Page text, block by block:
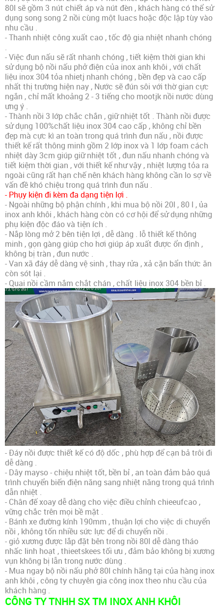
80l sẽ gồm 3 nút chiết áp và nút đèn , khách hàng có thể sử
dụng song song 2 nồi cùng một luacs hoặc độc lập tùy vào
nhu cầu .
- Thanh nhiệt công xuất cao , tốc độ gia nhiệt nhanh chóng
.
- Việc đun nấu sẽ rất nhanh chóng , tiết kiệm thời gian khi
sử dụng bộ nồi nấu phở điện của inox anh khôi , với chất
liệu inox 304 tỏa nhietj nhanh chóng , bền đẹp và cao cấp
nhất thị trường hiện nay , Nước sẽ đún sôi với thờ gian cực
ngắn , chỉ mất khoảng 2 - 3 tiếng cho mootjk nồi nước dùng
ưng ý .
- Thành nồi 3 lớp chắc chắn , giữ nhiệt tốt . Thành nồi được
sử dụng 100%chất liệu inox 304 cao cấp , không chỉ bền
đẹp mà cực kì an toàn trong quá trình đun nấu , nồi được
thiết kế rất thông minh gồm 2 lớp inox và 1 lớp foam cách
nhiệt dày 3cm giúp giữ nhiệt tốt , đun nấu nhanh chóng và
tiết kiệm thời gian , với thiết kế như vậy , nhiệt lượng tỏa ra
ngoài cũng rất hạn chế nên khách hàng không cần lo sợ về
vấn đề khó chiệu trong quá trình đun nấu .
- Phụy kiện đi kèm đa dạng tiện lợi .
- Ngoài những bộ phận chính , khi mua bộ nồi 20l , 80 l , ủa
inox anh khôi , khách hàng còn có cơ hội để sử dụng những
phụ kiện độc đáo và tiện ích .
- Nắp lòng mở 2 bên tiện lợi , dễ dàng . lỗ thiết kế thông
minh , gọn gàng giúp cho hơi giúp áp xuất được ổn định ,
không bị tràn , đun nước .
- Van xã đáy dễ dàng vệ sinh , thay rửa , xả cặn bẩn thức ăn
còn sót lại .
- Quai nồi cầm nắm chắt chán , chất liệu inox 304 bền bỉ .
- Đáy nồi được thiết kế có độ dốc , phù hợp để cạn bả trôi đi
dễ dàng .
- Dây mayso - chiệu nhiệt tốt, bền bỉ , an toàn đảm bảo quá
trình chuyển biến điện năng sang nhiệt năng trong quá trình
dẫn nhiệt .
- Chân đế xoay dễ dàng cho việc điều chỉnh chieeufcao ,
vững chắc trên mọi bề mặt .
- Bánh xe đường kính 190mm , thuận lợi cho việc di chuyển
nồi , không tốn nhiều sức lực để di chuyển nồi .
- giỏ xương được lắp đặt bên trong nồi 80l dễ dàng tháo
nhấc linh hoạt , thieetskees tối ưu , đảm bảo không bị xương
vụn không bị lẫn trong nước dùng .
- Mua ngay bộ nồi nấu phở 80l chính hãng tại của hàng inox
anh khôi , công ty chuyên gia công inox theo nhu cầu của
khách hàng .
CÔNG TY TNHH SX TM INOX ANH KHÔI